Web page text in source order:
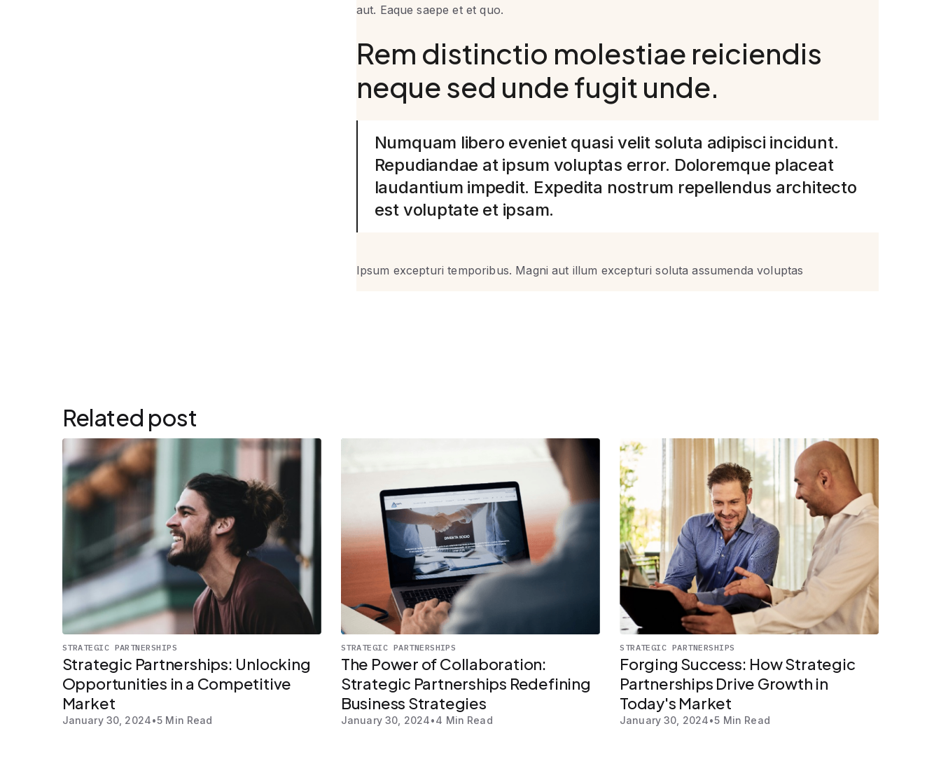
aut. Eaque saepe et et quo.
Rem distinctio molestiae reiciendis
neque sed unde fugit unde.
Numquam libero eveniet quasi velit soluta adipisci incidunt.
Repudiandae at ipsum voluptas error. Doloremque placeat
laudantium impedit. Expedita nostrum repellendus architecto
est voluptate et ipsam.
Ipsum excepturi temporibus. Magni aut illum excepturi soluta assumenda voluptas
Related post
STRATEGIC PARTNERSHIPS
Strategic Partnerships: Unlocking
Opportunities in a Competitive
Market
January 30, 2024•5 Min Read
STRATEGIC PARTNERSHIPS
The Power of Collaboration:
Strategic Partnerships Redefining
Business Strategies
January 30, 2024•4 Min Read
STRATEGIC PARTNERSHIPS
Forging Success: How Strategic
Partnerships Drive Growth in
Today's Market
January 30, 2024•5 Min Read